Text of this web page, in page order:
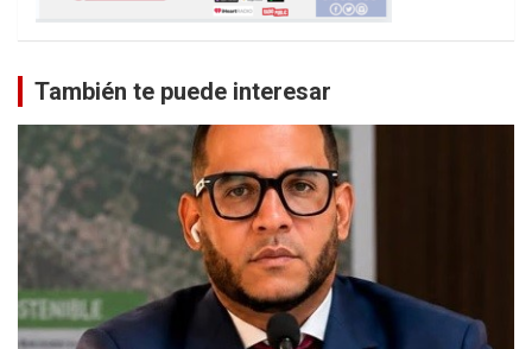
También te puede interesar